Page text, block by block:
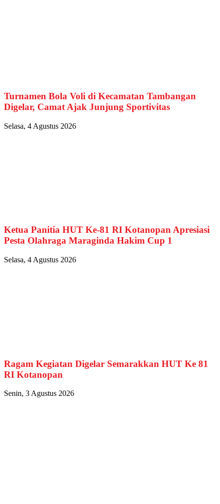
Turnamen Bola Voli di Kecamatan Tambangan
Digelar, Camat Ajak Junjung Sportivitas
Selasa, 4 Agustus 2026
Ketua Panitia HUT Ke-81 RI Kotanopan Apresiasi
Pesta Olahraga Maraginda Hakim Cup 1
Selasa, 4 Agustus 2026
Ragam Kegiatan Digelar Semarakkan HUT Ke 81
RI Kotanopan
Senin, 3 Agustus 2026